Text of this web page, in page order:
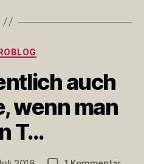
Kategorien
auch
wenn man
T…